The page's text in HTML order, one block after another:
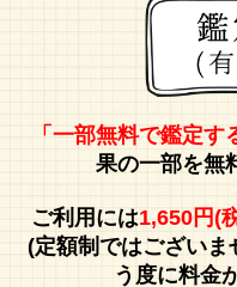
「一部無料で鑑定す
果の一部を無
ご利用には1,650円(
(定額制ではございま
う度に料金